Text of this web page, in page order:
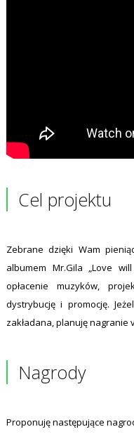
Cel projektu
Zebrane dzięki Wam
albumem Mr.Gila „Love
opłacenie muzyków,
dystrybucję i promocję.
zakładana, planuję nagranie
Nagrody
Proponuję następujące